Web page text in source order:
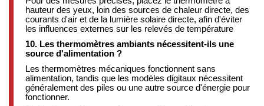
hauteur des yeux, loin des sources de chaleur directe, des
courants d'air et de la lumière solaire directe, afin d'éviter
les influences externes sur les relevés de température
10. Les thermomètres ambiants nécessitent-ils une
source d'alimentation ?
Les thermomètres mécaniques fonctionnent sans
alimentation, tandis que les modèles digitaux nécessitent
généralement des piles ou une autre source d'énergie pour
fonctionner.